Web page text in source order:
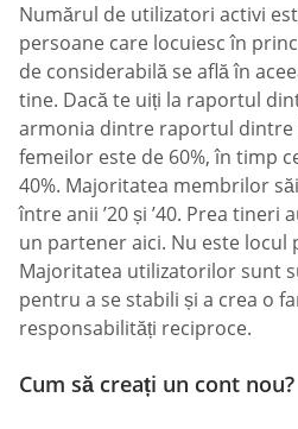
Numărul de utilizatori activi
persoane care locuiesc în
de considerabilă se află în
tine. Dacă te uiți la raportul
armonia dintre raportul dintre
femeilor este de 60%, în timp
40%. Majoritatea membrilor
între anii ’20 și ’40. Prea tineri
un partener aici. Nu este
Majoritatea utilizatorilor sunt
pentru a se stabili și a crea o
responsabilități reciproce.
Cum să creați un cont nou?